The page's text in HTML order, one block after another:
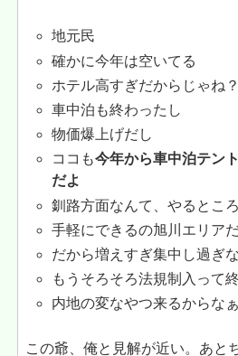
地元民
確かに今年は空いてる
ホテル高すぎだからじゃね？
車中泊も終わったし
物価爆上げだし
ココも今年から車中泊テン
だよ
釧路方面なんて、やるとこ
手軽にできるの旭川エリア
だから増えすぎ集中し過ぎ
もうそろそろ法規制入って
内地の変なやつ来るからな
この爺、俺と見解が近い。あと